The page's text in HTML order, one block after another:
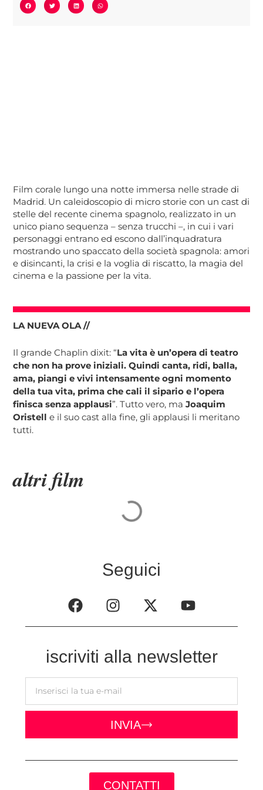
Film corale lungo una notte immersa nelle strade di
Madrid. Un caleidoscopio di micro storie con un cast di
stelle del recente cinema spagnolo, realizzato in un
unico piano sequenza – senza trucchi –, in cui i vari
personaggi entrano ed escono dall’inquadratura
mostrando uno spaccato della società spagnola: amori
e disincanti, la crisi e la voglia di riscatto, la magia del
cinema e la passione per la vita.
LA NUEVA OLA //
Il grande Chaplin dixit: “La vita è un’opera di teatro
che non ha prove iniziali. Quindi canta, ridi, balla,
ama, piangi e vivi intensamente ogni momento
della tua vita, prima che cali il sipario e l’opera
finisca senza applausi”. Tutto vero, maJoaquim
Oristell e il suo cast alla fine, gli applausi li meritano
tutti.
altri film
Seguici
iscriviti alla newsletter
INVIA
CONTATTI